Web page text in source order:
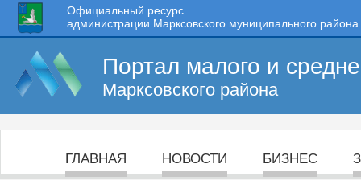
Официальный ресурс
администрации Марксовского муниципального района
Портал малого и
Марксовского района
ГЛАВНАЯ НОВОСТИ БИЗНЕС